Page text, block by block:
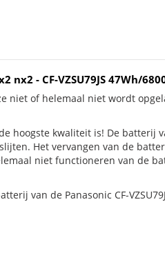
nx2 - CF-VZSU79JS 47Wh/
of helemaal niet wordt
kwaliteit is! De batterij
Het vervangen van de
niet functioneren van de
van de Panasonic CF-